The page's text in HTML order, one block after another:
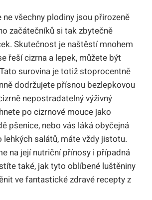
ne všechny plodiny jsou přirozeně
začátečníků si tak zbytečně
Skutečnost je naštěstí mnohem
řeší cizrna a lepek, můžete být
surovina je totiž stoprocentně
dodržujete přísnou bezlepkovou
nepostradatelný výživný
po cizrnové mouce jako
pšenice, nebo vás láká obyčejná
lehkých salátů, máte vždy jistotu.
na její nutriční přínosy i případná
také, jak tyto oblíbené luštěniny
ve fantastické zdravé recepty z